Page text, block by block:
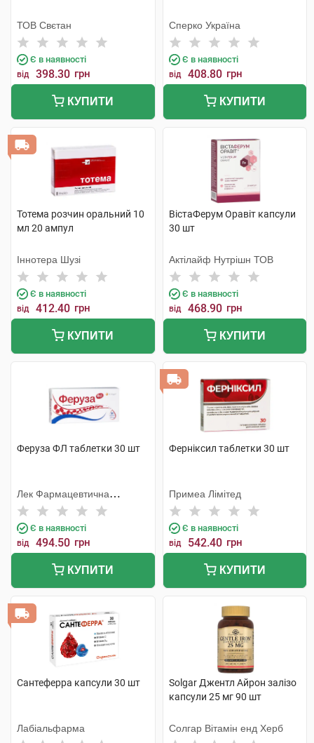
ТОВ Свєтан
Є в наявності
від 398.30 грн
КУПИТИ
Сперко Україна
Є в наявності
від 408.80 грн
КУПИТИ
Тотема розчин оральний 10
мл 20 ампул
Іннотера Шузі
Є в наявності
від 412.40 грн
КУПИТИ
ВістаФерум Оравіт капсули
30 шт
Актілайф Нутрішн ТОВ
Є в наявності
від 468.90 грн
КУПИТИ
Феруза ФЛ таблетки 30 шт
Лек Фармацевтична
компанія
Є в наявності
від 494.50 грн
КУПИТИ
Ферніксил таблетки 30 шт
Примеа Лімітед
Є в наявності
від 542.40 грн
КУПИТИ
Сантеферра капсули 30 шт
Лабіальфарма
Solgar Джентл Айрон залізо
капсули 25 мг 90 шт
Солгар Вітамін енд Херб